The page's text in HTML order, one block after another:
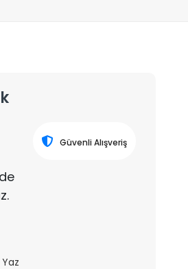
Güvenli Alışveriş